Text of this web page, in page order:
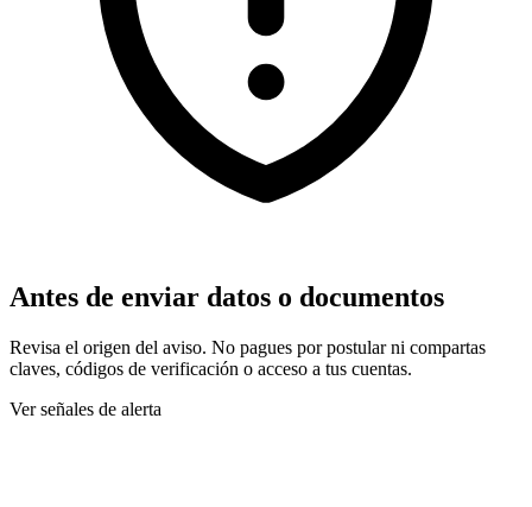
Antes de enviar datos o documentos
Revisa el origen del aviso. No pagues por postular ni compartas
claves, códigos de verificación o acceso a tus cuentas.
Ver señales de alerta